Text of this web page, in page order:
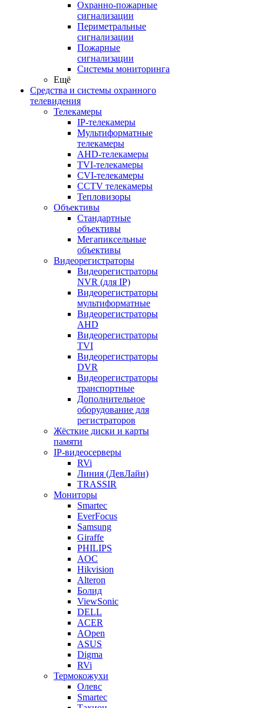
Охранно-пожарные
сигнализации
Периметральные
сигнализации
Пожарные
сигнализации
Системы мониторинга
Ещё
Средства и системы охранного
телевидения
Телекамеры
IP-телекамеры
Мультиформатные
телекамеры
AHD-телекамеры
TVI-телекамеры
CVI-телекамеры
CCTV телекамеры
Тепловизоры
Объективы
Стандартные
объективы
Мегапиксельные
объективы
Видеорегистраторы
Видеорегистраторы
NVR (для IP)
Видеорегистраторы
мультиформатные
Видеорегистраторы
AHD
Видеорегистраторы
TVI
Видеорегистраторы
DVR
Видеорегистраторы
транспортные
Дополнительное
оборудование для
регистраторов
Жёсткие диски и карты
памяти
IP-видеосерверы
RVi
Линия (ДевЛайн)
TRASSIR
Мониторы
Smartec
EverFocus
Samsung
Giraffe
PHILIPS
AOC
Hikvision
Alteron
Болид
ViewSonic
DELL
ACER
AOpen
ASUS
Digma
RVi
Термокожухи
Олевс
Smartec